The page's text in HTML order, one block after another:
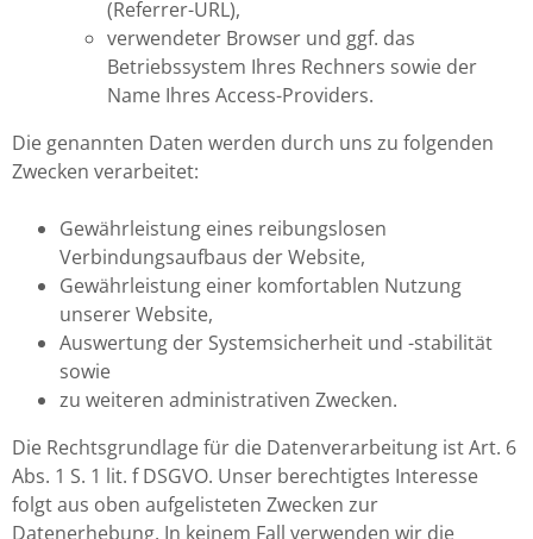
(Referrer-URL),
verwendeter Browser und ggf. das
Betriebssystem Ihres Rechners sowie der
Name Ihres Access-Providers.
Die genannten Daten werden durch uns zu folgenden
Zwecken verarbeitet:
Gewährleistung eines reibungslosen
Verbindungsaufbaus der Website,
Gewährleistung einer komfortablen Nutzung
unserer Website,
Auswertung der Systemsicherheit und -stabilität
sowie
zu weiteren administrativen Zwecken.
Die Rechtsgrundlage für die Datenverarbeitung ist Art. 6
Abs. 1 S. 1 lit. f DSGVO. Unser berechtigtes Interesse
folgt aus oben aufgelisteten Zwecken zur
Datenerhebung. In keinem Fall verwenden wir die